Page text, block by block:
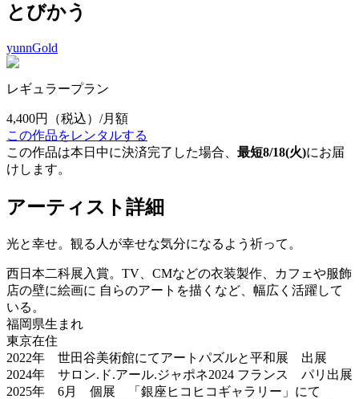
とびかう
yunnGold
レギュラープラン
4,400円
（税込）/月額
この作品をレンタルする
この作品は本日中に決済完了した場合、 最短8/18(火)にお届
けします。
アーティスト詳細
光と幸せ。観る人が幸せな気分になるよう祈って。
西日本二科展入賞。TV、CMなどの衣装製作、カフェや服飾
店の壁に絵画に 自らのアートを描くなど、幅広く活躍して
いる。
福岡県生まれ
東京在住
2022年 世田谷美術館にてアートパズルと平和展 出展
2024年 サロン.ド.アール.ジャポネ2024 フランス パリ出展
2025年 6月 個展 「銀座ヒコヒコギャラリー」にて